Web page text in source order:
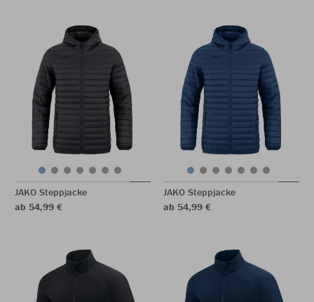
JAKO Steppjacke
ab 54,99 €
JAKO Steppjacke
ab 54,99 €